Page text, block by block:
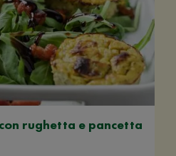
rughetta e pancetta